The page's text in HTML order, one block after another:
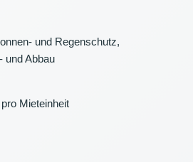
und Regenschutz,
und Abbau
Mieteinheit